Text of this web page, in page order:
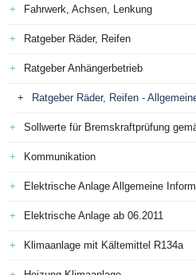
Fahrwerk, Achsen, Lenkung
Ratgeber Räder, Reifen
Ratgeber Anhängerbetrieb
Ratgeber Räder, Reifen -
Sollwerte für Bremskraftprüfung
Kommunikation
Elektrische Anlage Allgemeine
Elektrische Anlage ab 06.2011
Klimaanlage mit Kältemittel R134a